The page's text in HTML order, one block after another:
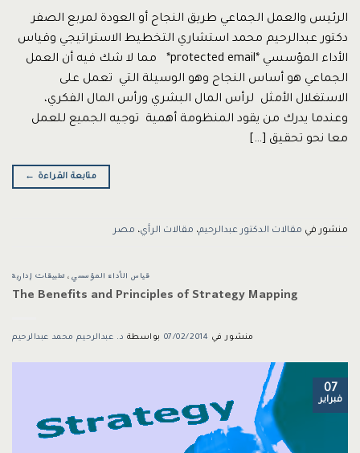
الرئيس والعمل الجماعي طريق النجاح أو العودة لمربع الصفر
دكتور عبدالرحيم محمد استشاري التخطيط الاستراتيجي وقياس
الأداء المؤسسي *protected email* مما لا شك فيه أن العمل
الجماعي هو أساس النجاح وهو الوسيلة التي تعمل على
الاستغلال الأمثل لرأس المال البشري ورأس المال الفكري،
وعندما يدرك من يقود المنظومة أهمية توجيه الجميع للعمل
معا نحو تحقيق […]
متابعة القراءة ←
منشور في مقالات الدكتور عبدالرحيم، مقالات الرأي، مصر
قياس الأداء المؤسسي، تطبيقات إدارية
The Benefits and Principles of Strategy Mapping
منشور في 07/02/2014 بواسطة د. عبدالرحيم محمد عبدالرحيم
07
فبراير